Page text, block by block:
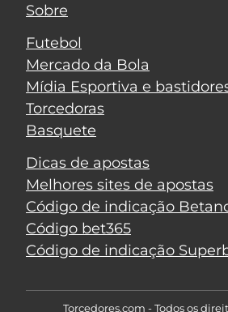
Sobre
Futebol
Mercado da Bola
Mídia Esportiva e
Torcedoras
Basquete
Dicas de apostas
Melhores sites de apostas
Código de indicação
Código bet365
Código de indicação
Torcedores.com - Todos os